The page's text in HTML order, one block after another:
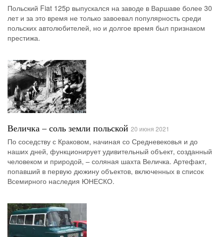
Польский Fiat 125p выпускался на заводе в Варшаве более 30
лет и за это время не только завоевал популярность среди
польских автолюбителей, но и долгое время был признаком
престижа.
Величка – соль земли польской 20 июня 2021
По соседству с Краковом, начиная со Средневековья и до
наших дней, функционирует удивительный объект, созданный
человеком и природой, – соляная шахта Величка. Артефакт,
попавший в первую дюжину объектов, включенных в список
Всемирного наследия ЮНЕСКО.